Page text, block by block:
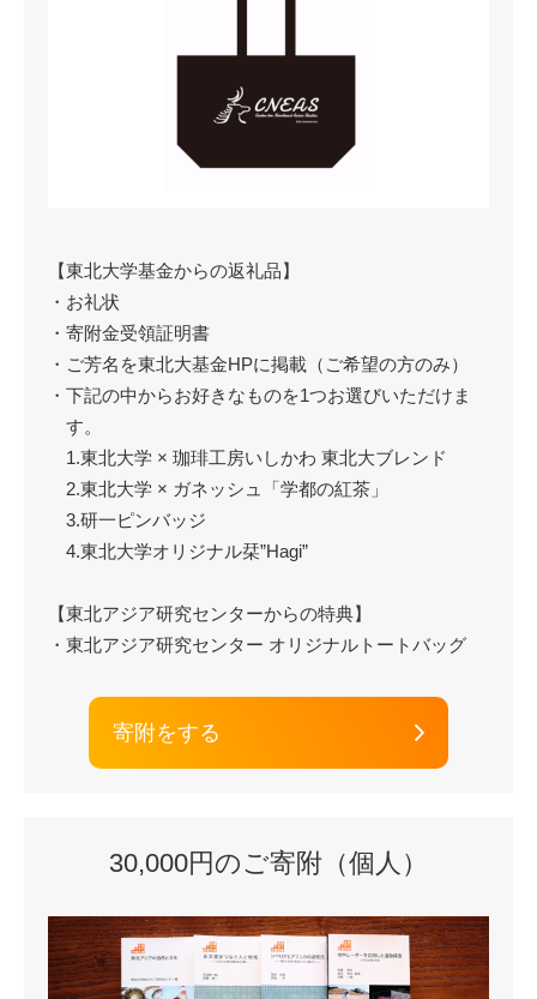
【東北大学基金からの返礼品】
・お礼状
・寄附金受領証明書
・ご芳名を東北大基金HPに掲載（ご希望の方のみ）
・下記の中からお好きなものを1つお選びいただけま
す。
1.東北大学 × 珈琲工房いしかわ 東北大ブレンド
2.東北大学 × ガネッシュ「学都の紅茶」
3.研一ピンバッジ
4.東北大学オリジナル栞”Hagi”
【東北アジア研究センターからの特典】
・東北アジア研究センター オリジナルトートバッグ
寄附をする
30,000円のご寄附（個人）